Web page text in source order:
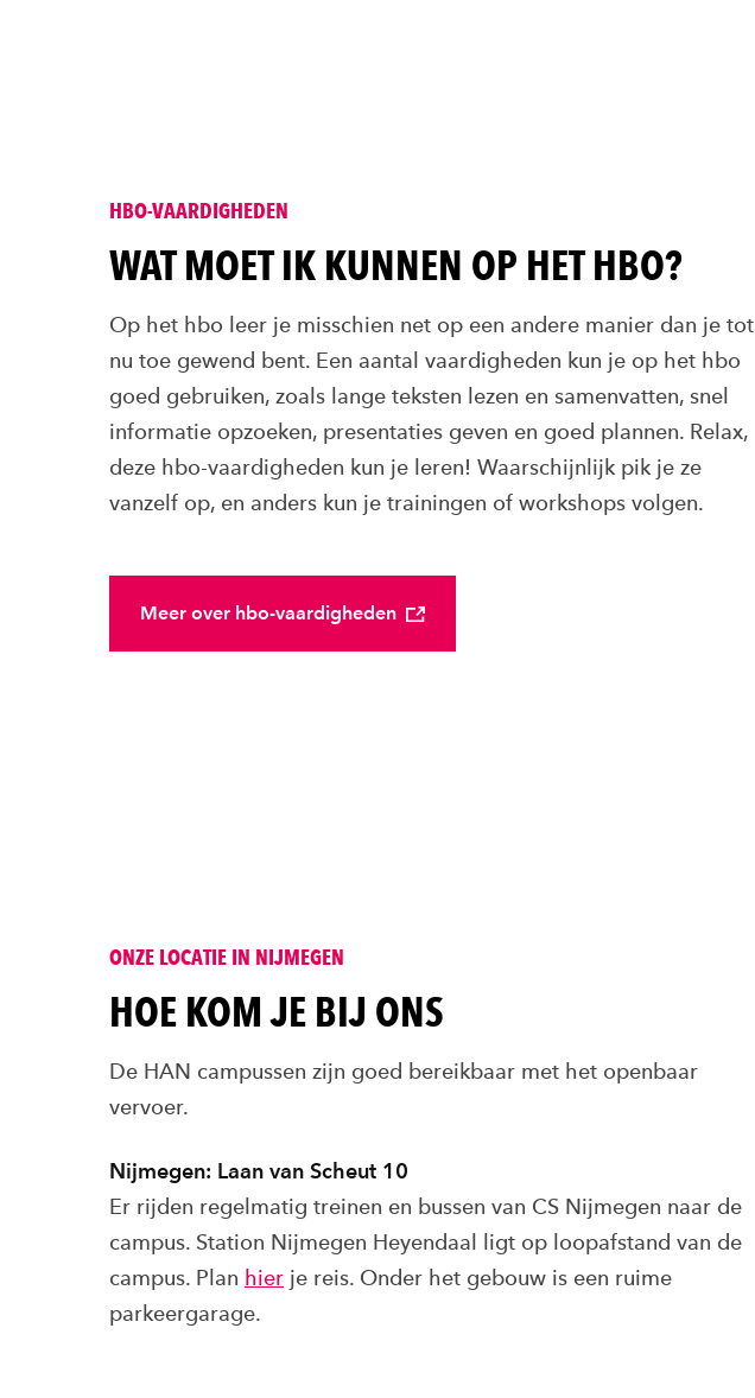
HBO-VAARDIGHEDEN
WAT MOET IK KUNNEN OP HET HBO?
Op het hbo leer je misschien net op een andere manier dan je tot
nu toe gewend bent. Een aantal vaardigheden kun je op het hbo
goed gebruiken, zoals lange teksten lezen en samenvatten, snel
informatie opzoeken, presentaties geven en goed plannen. Relax,
deze hbo-vaardigheden kun je leren! Waarschijnlijk pik je ze
vanzelf op, en anders kun je trainingen of workshops volgen.
Meer over hbo-vaardigheden
ONZE LOCATIE IN NIJMEGEN
HOE KOM JE BIJ ONS
De HAN campussen zijn goed bereikbaar met het openbaar
vervoer.
Nijmegen: Laan van Scheut 10
Er rijden regelmatig treinen en bussen van CS Nijmegen naar de
campus. Station Nijmegen Heyendaal ligt op loopafstand van de
campus. Plan hier je reis. Onder het gebouw is een ruime
parkeergarage.